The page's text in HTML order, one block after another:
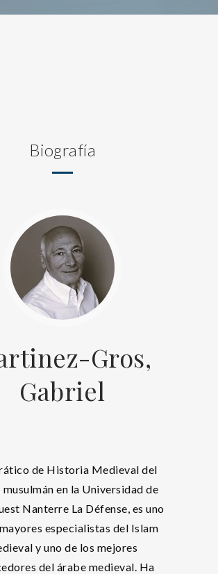
Biografía
Gros,
Gabriel
de Historia Medieval del
musulmán en la Universidad de
Nanterre La Défense, es uno
especialistas del Islam
y uno de los mejores
del árabe medieval. Ha